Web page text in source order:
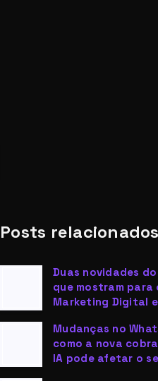
Posts relacionados
Duas novidades
que mostram para
Marketing Digital
Mudanças no
como a nova
IA pode afetar o